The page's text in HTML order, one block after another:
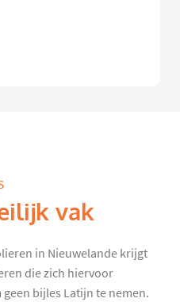
vak
in Nieuwelande krijgt
die zich hiervoor
bijles Latijn te nemen.